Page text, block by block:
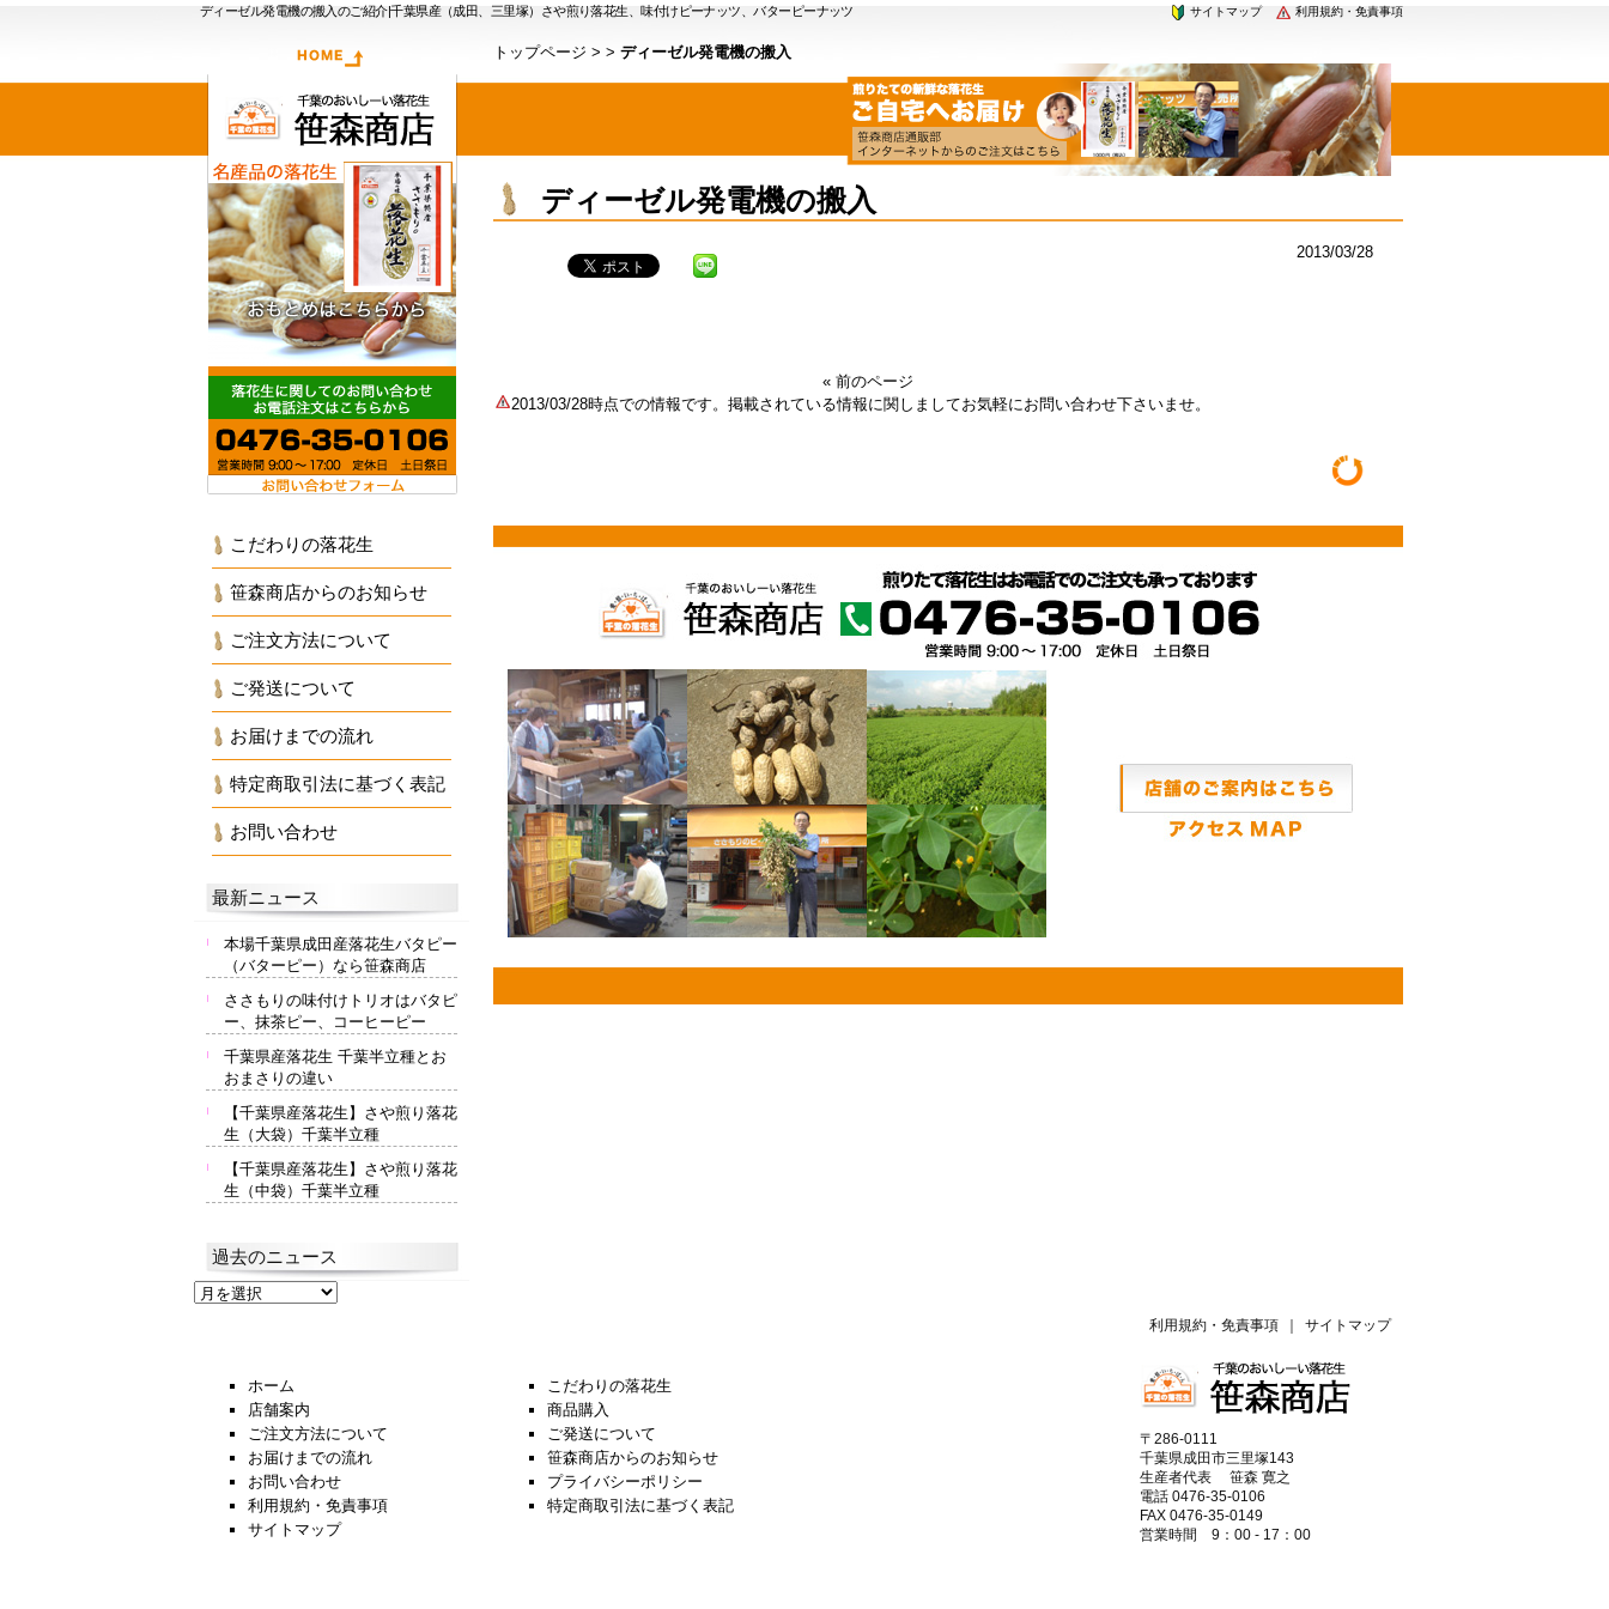
ディーゼル発電機の搬入のご紹介|千葉県産（成田、三里塚）さや煎り落花生、味付けピーナッツ、バターピーナッツ 利用規約・免責事項
サイトマップ
トップページ > > ディーゼル発電機の搬入
ディーゼル発電機の搬入
2013/03/28
« 前のページ
2013/03/28時点での情報です。掲載されている情報に関しましてお気軽にお問い合わせ下さいませ。
こだわりの落花生
笹森商店からのお知らせ
ご注文方法について
ご発送について
お届けまでの流れ
特定商取引法に基づく表記
お問い合わせ
最新ニュース
本場千葉県成田産落花生バタピー
（バターピー）なら笹森商店
ささもりの味付けトリオはバタピ
ー、抹茶ピー、コーヒーピー
千葉県産落花生 千葉半立種とお
おまさりの違い
【千葉県産落花生】さや煎り落花
生（大袋）千葉半立種
【千葉県産落花生】さや煎り落花
生（中袋）千葉半立種
過去のニュース
過
ホーム
こだわりの落花生
店舗案内
商品購入
ご注文方法について
ご発送について
お届けまでの流れ
笹森商店からのお知らせ
お問い合わせ
プライバシーポリシー
利用規約・免責事項
特定商取引法に基づく表記
サイトマップ
サイトマップ
利用規約・免責事項
〒286-0111
千葉県成田市三里塚143
生産者代表 笹森 寛之
電話 0476-35-0106
FAX 0476-35-0149
営業時間 9：00 - 17：00